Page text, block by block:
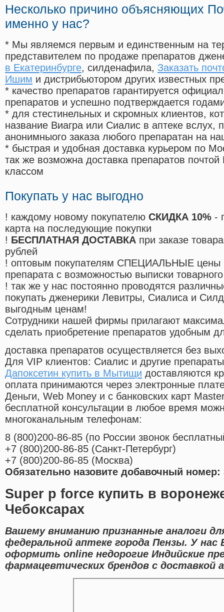
Несколько причино объясняющих
именно у нас?
* Мы являемся первым и единственным на
представителем по продаже препаратов
в Екатеринбурге, силденафила, Заказать
Ишим и дистрибьютором других известных
* качество препаратов гарантируется
препаратов и успешно подтверждается
* для стестинельных и скромных клиентов,
название Виагра или Сиалис в аптеке вслух,
анонимныого заказа любого препаратан на
* быстрая и удобная доставка курьером по
так же возможна доставка препаратов
классом
Покупать у нас выгодно
! каждому новому покупателю СКИДКА 10% -
карта на последующие покупки
! БЕСПЛАТНАЯ ДОСТАВКА при заказе
рублей
! оптовым покупателям СПЕЦИАЛЬНЫЕ цены
препарата с возможностью выписки
! так же у нас постоянно проводятся
покупать дженерики Левитры, Сиалиса и
выгодным ценам!
Cотрудники нашей фирмы прилагают
сделать приобретение препаратов удобным
доставка препаратов осуществляется без
Для VIP клиентов: Сиалис и другие
Дапоксетин купить в Мытищи доставляются
оплата принимаются через электронные
Деньги, Web Money и с банковских карт
бесплатной консультации в любое время
многоканальным телефонам:
8 (800)200-86-85 (по России звонок
+7 (800)200-86-85 (Санкт-Петербург)
+7 (800)200-86-85 (Москва)
Обязательно назовите добавочный номер:
Super p force купить в
Чебоксарах
Вашему вниманию признанные аналоги
федеральной аптеке города Пензы. У
оформить online недорогие Индийские
фармацевтических брендов с доставкой